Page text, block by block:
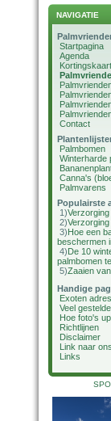
NAVIGATIE
Startpagina
Agenda
Kortingskaart
Contact
Palmbomen
Winterharde
Canna's
Palmvarens
Populairste
1)
2)
3)Hoe een
beschermen
4)De 10
palmbomen
5)Zaaien
Handige
Exoten
Veel
Hoe foto's
Richtlijnen
Disclaimer
Link naar ons
Links